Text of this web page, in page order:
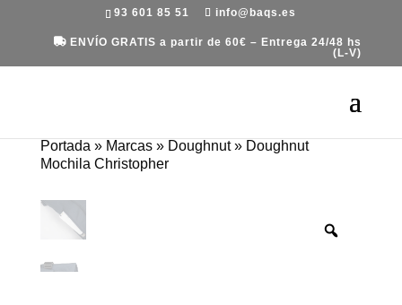
93 601 85 51 info@baqs.es
ENVÍO GRATIS a partir de 60€ – Entrega 24/48 hs
(L-V)
Portada » Marcas» Doughnut» Doughnut
Mochila Christopher